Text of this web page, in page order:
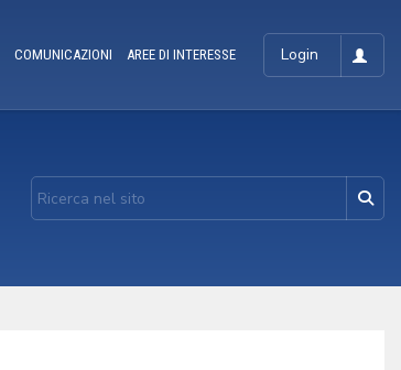
Login
COMUNICAZIONI AREE DI INTERESSE